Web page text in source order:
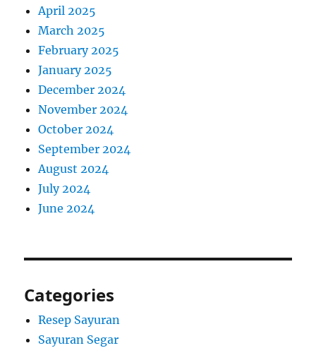
April 2025
March 2025
February 2025
January 2025
December 2024
November 2024
October 2024
September 2024
August 2024
July 2024
June 2024
Categories
Resep Sayuran
Sayuran Segar